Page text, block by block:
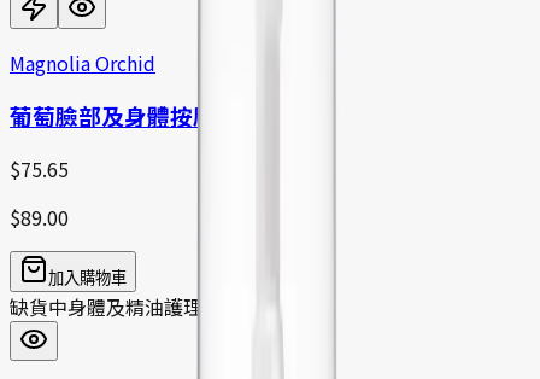
Magnolia Orchid
葡萄臉部及身體按摩油
$75.65
$89.00
加入購物車
缺貨中身體及精油護理